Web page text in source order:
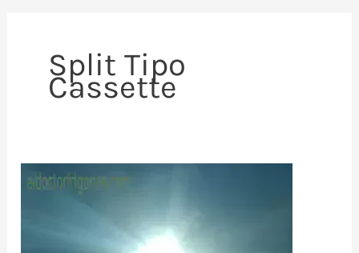
Split Tipo
Cassette